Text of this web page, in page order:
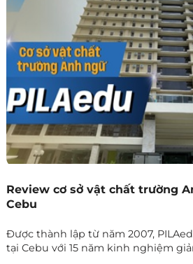
Review cơ sở vật chất trường
Cebu
Được thành lập từ năm 2007,
tại Cebu với 15 năm kinh nghiệm